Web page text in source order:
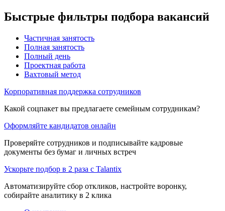
Быстрые фильтры подбора вакансий
Частичная занятость
Полная занятость
Полный день
Проектная работа
Вахтовый метод
Корпоративная поддержка сотрудников
Какой соцпакет вы предлагаете семейным сотрудникам?
Оформляйте кандидатов онлайн
Проверяйте сотрудников и подписывайте кадровые
документы без бумаг и личных встреч
Ускорьте подбор в 2 раза с Talantix
Автоматизируйте сбор откликов, настройте воронку,
собирайте аналитику в 2 клика